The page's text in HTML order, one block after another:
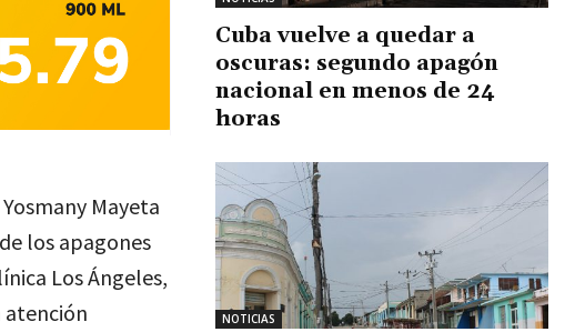
Mayeta
los apagones
Los Ángeles,
atención
Cuba vuelve a quedar a
oscuras: segundo apagón
nacional en menos de 24
horas
NOTICIAS